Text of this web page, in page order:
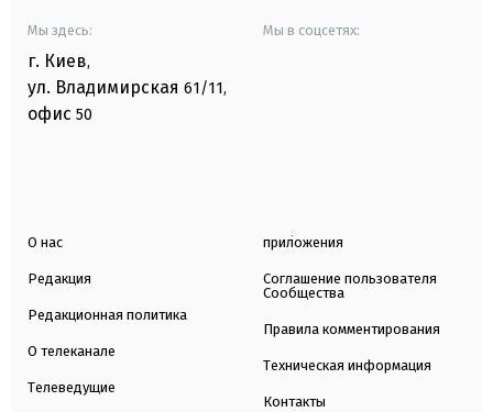
Мы здесь:
г. Киев,
ул. Владимирская 61/11,
офис 50
Мы в соцсетях:
О нас
Редакция
Редакционная политика
О телеканале
Телеведущие
приложения
Соглашение пользователя
Сообщества
Правила комментирования
Техническая информация
Контакты